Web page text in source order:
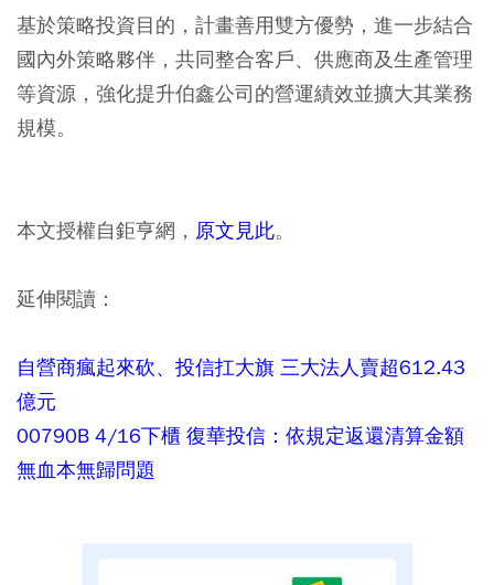
基於策略投資目的，計畫善用雙方優勢，進一步結合
國內外策略夥伴，共同整合客戶、供應商及生產管理
等資源，強化提升伯鑫公司的營運績效並擴大其業務
規模。
本文授權自鉅亨網， 原文見此。
延伸閱讀：
自營商瘋起來砍、投信扛大旗 三大法人賣超612.43
億元
00790B 4/16下櫃 復華投信：依規定返還清算金額
無血本無歸問題